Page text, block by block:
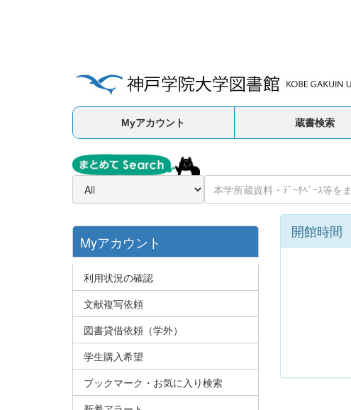
Myアカウント 蔵書検索
開館時間
Myアカウント
利用状況の確認
文献複写依頼
図書貸借依頼（学外）
学生購入希望
ブックマーク・お気に入り検索